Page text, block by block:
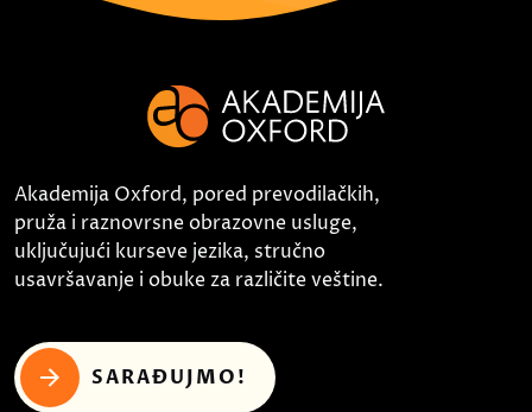
Akademija Oxford, pored prevodilačkih,
pruža i raznovrsne obrazovne usluge,
uključujući kurseve jezika, stručno
usavršavanje i obuke za različite veštine.
SARAĐUJMO!